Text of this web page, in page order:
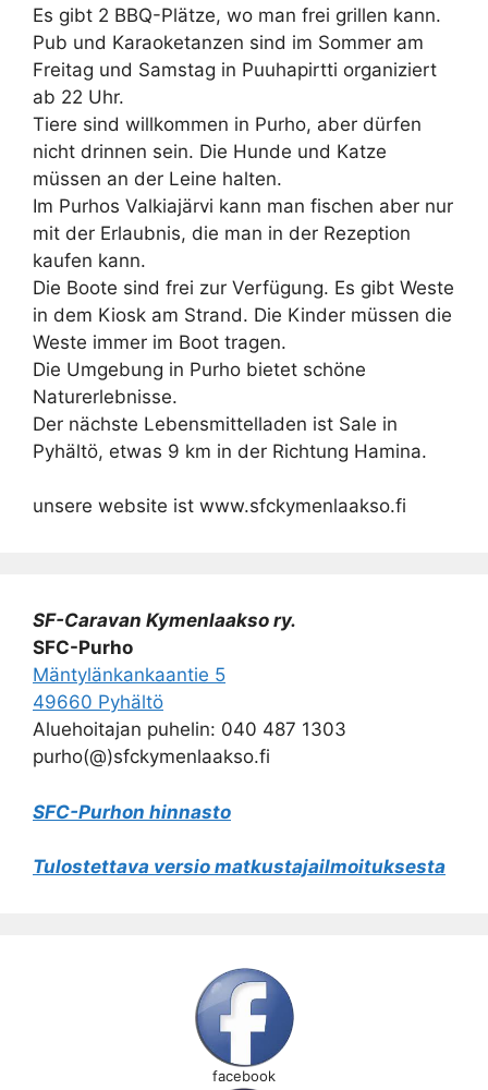
Es gibt 2 BBQ-Plätze, wo man frei grillen kann.
Pub und Karaoketanzen sind im Sommer am
Freitag und Samstag in Puuhapirtti organiziert
ab 22 Uhr.
Tiere sind willkommen in Purho, aber dürfen
nicht drinnen sein. Die Hunde und Katze
müssen an der Leine halten.
Im Purhos Valkiajärvi kann man fischen aber nur
mit der Erlaubnis, die man in der Rezeption
kaufen kann.
Die Boote sind frei zur Verfügung. Es gibt Weste
in dem Kiosk am Strand. Die Kinder müssen die
Weste immer im Boot tragen.
Die Umgebung in Purho bietet schöne
Naturerlebnisse.
Der nächste Lebensmittelladen ist Sale in
Pyhältö, etwas 9 km in der Richtung Hamina.
unsere website ist www.sfckymenlaakso.fi
SF-Caravan Kymenlaakso ry.
SFC-Purho
Mäntylänkankaantie 5
49660 Pyhältö
Aluehoitajan puhelin: 040 487 1303
purho(@)sfckymenlaakso.fi
SFC-Purhon hinnasto
Tulostettava versio matkustajailmoituksesta
facebook